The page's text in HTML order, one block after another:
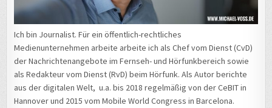
Ich bin Journalist. Für ein öffentlich-rechtliches
Medienunternehmen arbeite arbeite ich als Chef vom Dienst (CvD)
der Nachrichtenangebote im Fernseh- und Hörfunkbereich sowie
als Redakteur vom Dienst (RvD) beim Hörfunk. Als Autor berichte
aus der digitalen Welt, u.a. bis 2018 regelmäßig von der CeBIT in
Hannover und 2015 vom Mobile World Congress in Barcelona.